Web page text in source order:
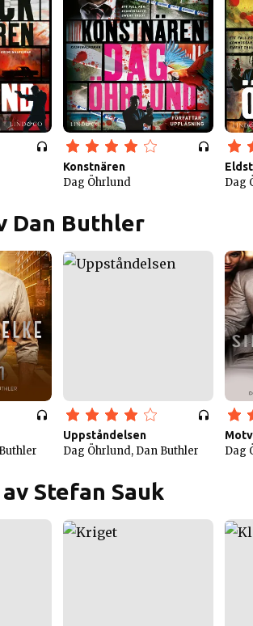
Konstnären
Dag Öhrlund Dag
Dan Buthler
Uppståndelsen
Dag Öhrlund, Dan Buthler Dag
Stefan Sauk